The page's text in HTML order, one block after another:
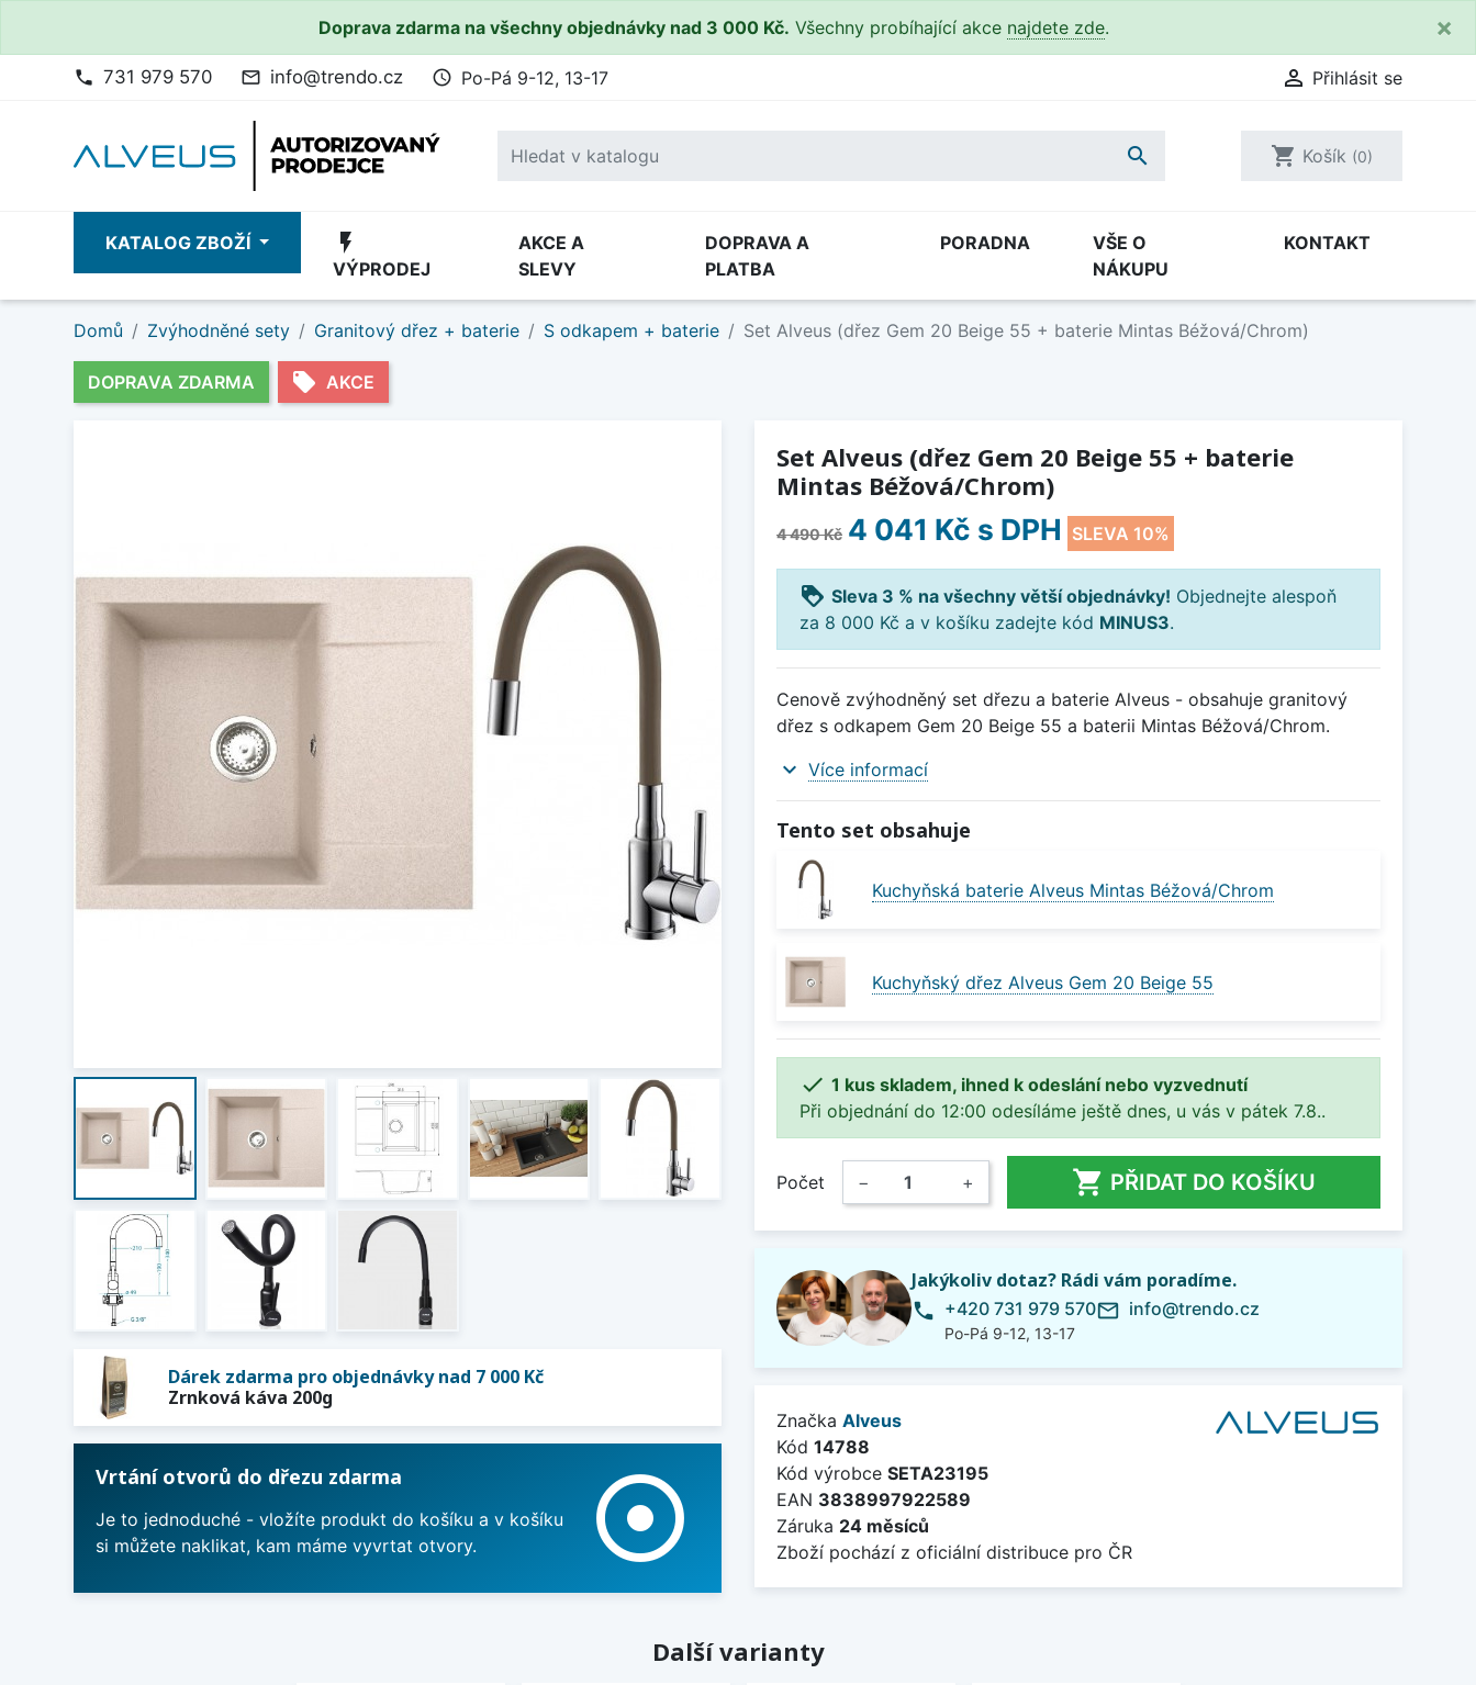
Doprava zdarma na všechny objednávky nad 3 000 Kč. Všechny probíhající akce najdete zde. ×
phone 731 979 570 mail_outline info@trendo.cz access_time Po-Pá 9-12, 13-17  Přihlásit se
 shopping_cart Košík (0)
KATALOG ZBOŽÍ flash_on
VÝPRODEJ
AKCE A
SLEVY
DOPRAVA A
PLATBA
PORADNA
VŠE O
NÁKUPU
KONTAKT
Domů Zvýhodněné sety Granitový dřez + baterie S odkapem + baterie Set Alveus (dřez Gem 20 Beige 55 + baterie Mintas Béžová/Chrom)
DOPRAVA ZDARMA local_offer AKCE
Dárek zdarma pro objednávky nad 7 000 Kč
Zrnková káva 200g
Vrtání otvorů do dřezu zdarma
Je to jednoduché - vložíte produkt do košíku a v košíku
si můžete naklikat, kam máme vyvrtat otvory.
adjust
Set Alveus (dřez Gem 20 Beige 55 + baterie
Mintas Béžová/Chrom)
4 490 Kč 4 041 Kč s DPH SLEVA 10%
loyalty Sleva 3 % na všechny větší objednávky! Objednejte alespoň
za 8 000 Kč a v košíku zadejte kód MINUS3.
Cenově zvýhodněný set dřezu a baterie Alveus - obsahuje granitový
dřez s odkapem Gem 20 Beige 55 a baterii Mintas Béžová/Chrom.
expand_more Více informací
Tento set obsahuje
Kuchyňská baterie Alveus Mintas Béžová/Chrom
Kuchyňský dřez Alveus Gem 20 Beige 55
 1 kus skladem, ihned k odeslání nebo vyzvednutí
Při objednání do 12:00 odesíláme ještě dnes, u vás v pátek 7.8..
Počet − +  PŘIDAT DO KOŠÍKU
Jakýkoliv dotaz? Rádi vám poradíme.
phone +420 731 979 570
Po-Pá 9-12, 13-17
mail_outline info@trendo.cz
Značka Alveus
Kód 14788
Kód výrobce SETA23195
EAN 3838997922589
Záruka 24 měsíců
Zboží pochází z oficiální distribuce pro ČR
Další varianty